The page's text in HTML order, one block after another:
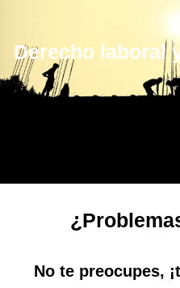
Derecho laboral
No te preocupes,